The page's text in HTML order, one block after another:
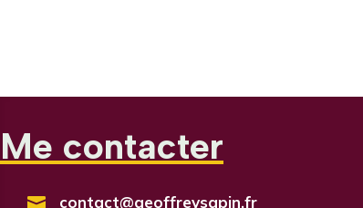
Me contacter
 contact@geoffreysapin.fr